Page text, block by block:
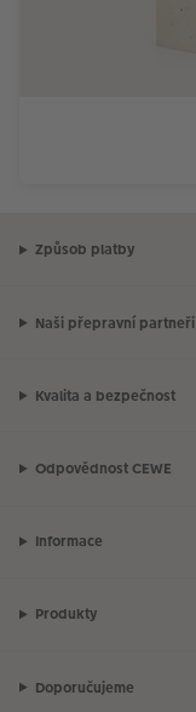
Způsob platby
Naši přepravní partneři
Kvalita a bezpečnost
Odpovědnost CEWE
Informace
Produkty
Doporučujeme